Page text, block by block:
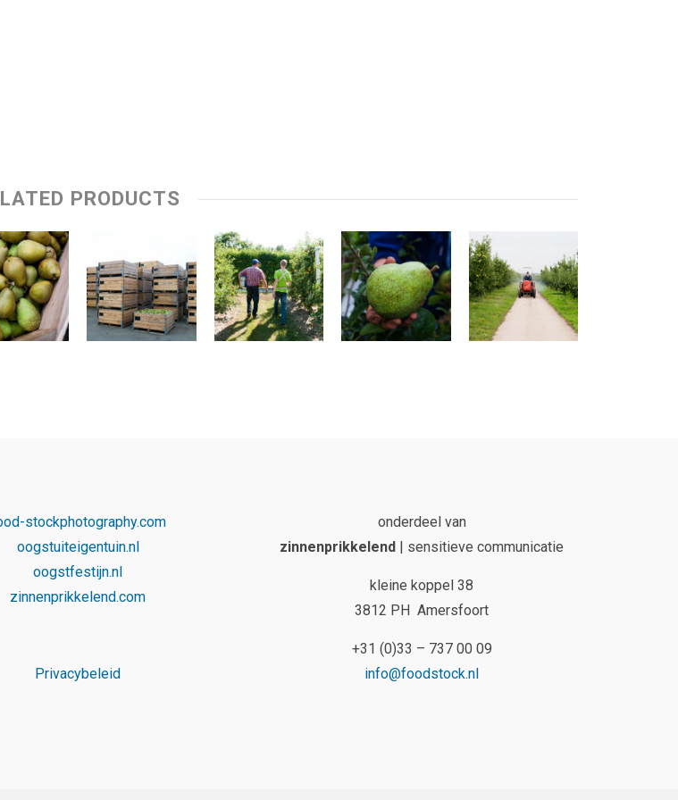
PRODUCTS
stockphotography.com
oogstuiteigentuin.nl
oogstfestijn.nl
zinnenprikkelend.com
Privacybeleid
onderdeel van
zinnenprikkelend | sensitieve communicatie
kleine koppel 38
3812 PH Amersfoort
+31 (0)33 – 737 00 09
info@foodstock.nl